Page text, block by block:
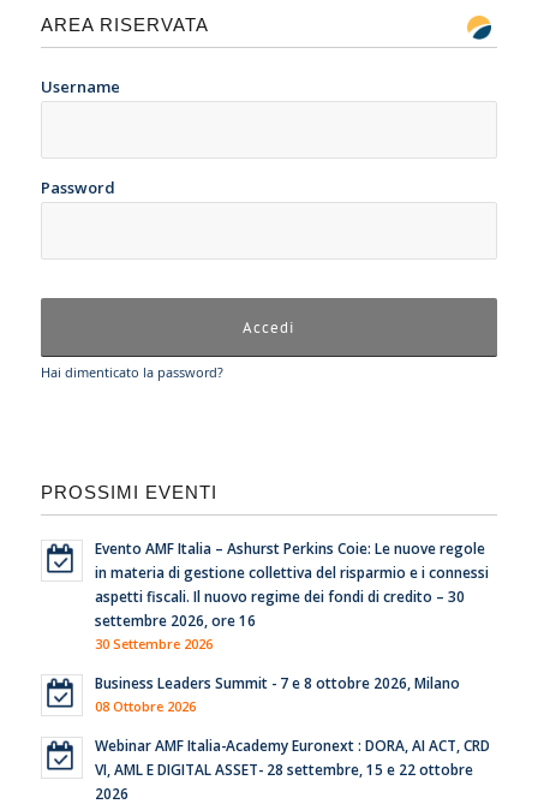
AREA RISERVATA
Username
Password
Hai dimenticato la password?
PROSSIMI EVENTI
Evento AMF Italia – Ashurst Perkins Coie: Le nuove regole
in materia di gestione collettiva del risparmio e i connessi
aspetti fiscali. Il nuovo regime dei fondi di credito – 30
settembre 2026, ore 16
30 Settembre 2026
Business Leaders Summit - 7 e 8 ottobre 2026, Milano
08 Ottobre 2026
Webinar AMF Italia-Academy Euronext : DORA, AI ACT, CRD
VI, AML E DIGITAL ASSET- 28 settembre, 15 e 22 ottobre
2026